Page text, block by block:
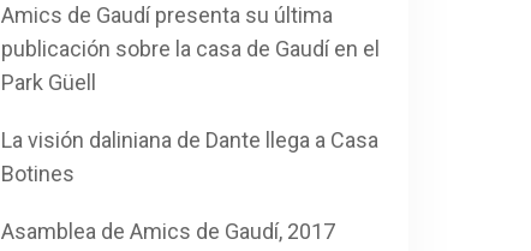
Amics de Gaudí presenta su última
publicación sobre la casa de Gaudí en el
Park Güell
La visión daliniana de Dante llega a Casa
Botines
Asamblea de Amics de Gaudí, 2017